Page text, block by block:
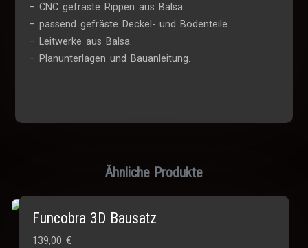
– CNC gefräste Rippen aus Balsa
– passend gefräste Deckel- und Bodenteile.
– Leitwerke aus Balsa.
– Planunterlagen und Bauanleitung.
Ähnliche Produkte
Funcobra 3D Bausatz
139,00€